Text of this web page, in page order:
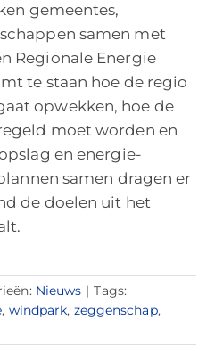
gemeentes,
samen met
Regionale Energie
te staan hoe de regio
opwekken, hoe de
moet worden en
en energie-
samen dragen er
de doelen uit het
Nieuws | Tags:
, windpark, zeggenschap,